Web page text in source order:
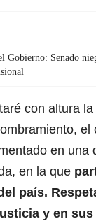
Gobierno: Senado
con altura
el
en una
en la que
país.
y en